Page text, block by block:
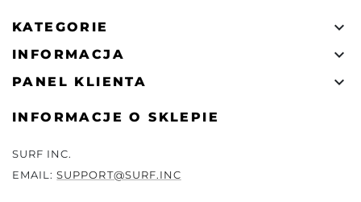
KATEGORIE 
INFORMACJA 
PANEL KLIENTA 
INFORMACJE O SKLEPIE
SURF INC.
EMAIL:SUPPORT@SURF.INC